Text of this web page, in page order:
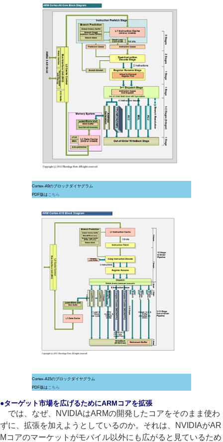
Cortex-A9のブロックダイヤグラム
PDF版は こちら
Cortex-A15のブロックダイヤグラム
PDF版は こちら
●ターゲット市場を広げるためにARMコアを拡張
では、なぜ、NVIDIAはARMの開発したコアをそのまま使わ
ずに、拡張を加えようとしているのか。それは、NVIDIAがAR
Mコアのマーケットがモバイル以外にも広がると見ているため